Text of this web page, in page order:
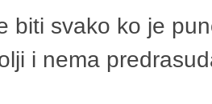
biti svako ko je
i nema